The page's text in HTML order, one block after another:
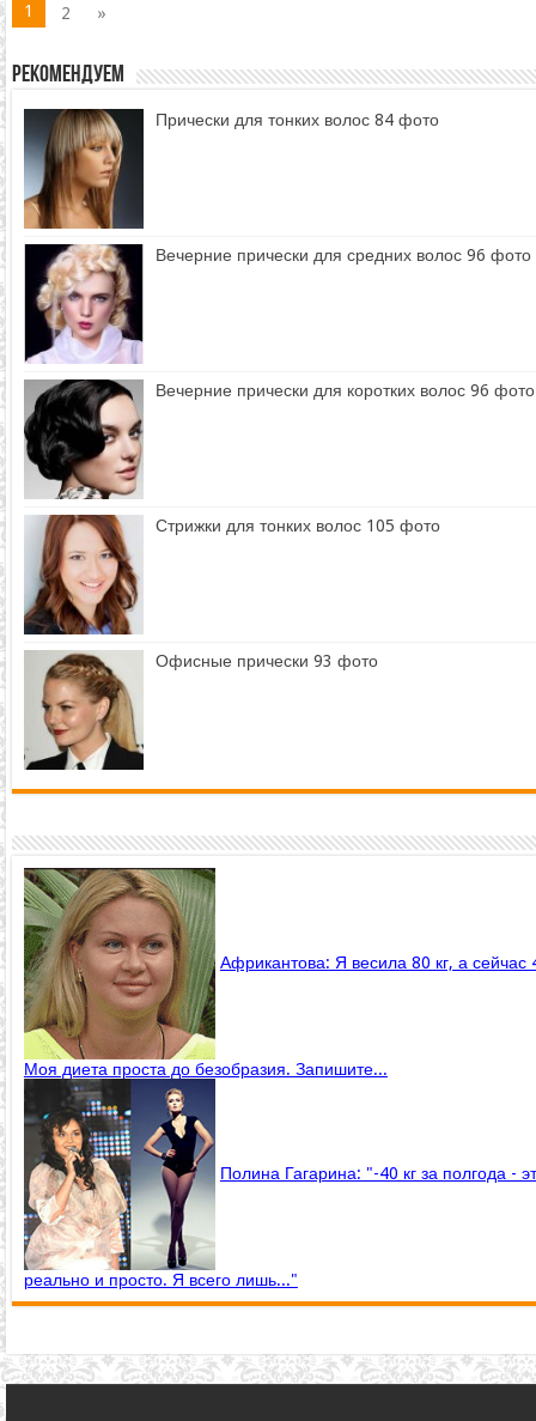
1 2 »
Рекомендуем
Прически для тонких волос 84 фото
Вечерние прически для средних волос 96 фото
Вечерние прически для коротких волос 96 фото
Стрижки для тонких волос 105 фото
Офисные прически 93 фото
Африкантова: Я весила 80 кг, а сейчас
Моя диета проста до безобразия. Запишите...
Полина Гагарина: "-40 кг за полгода -
реально и просто. Я всего лишь..."